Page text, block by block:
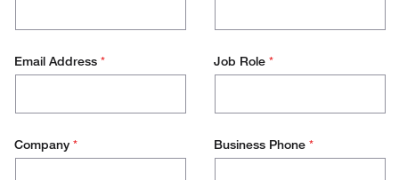
Email Address * Job Role *
Company * Business Phone *